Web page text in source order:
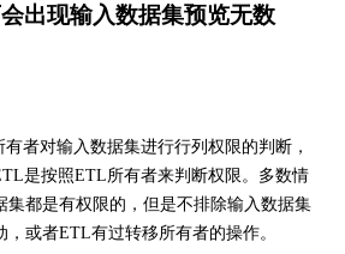
出现输入数据集预览无数
者对输入数据集进行行列权限的判断，
是按照ETL所有者来判断权限。多数情
集都是有权限的，但是不排除输入数据集
或者ETL有过转移所有者的操作。